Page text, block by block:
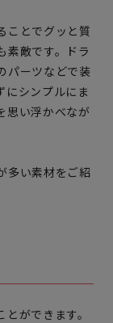
ことでグッと質
素敵です。ドラ
パーツなどで装
にシンプルにま
思い浮かべなが
多い素材をご紹
ができます。